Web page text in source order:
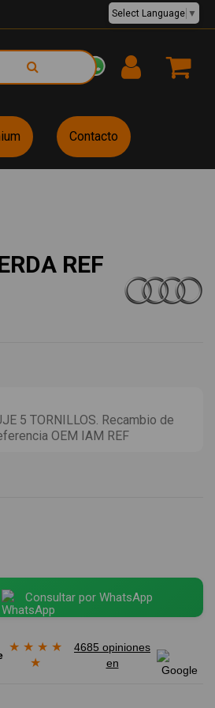
EUR €
Select Language ▼
Contacto
REF
5 TORNILLOS. Recambio de
OEM IAM REF
Consultar por WhatsApp
★ ★ ★ ★
★
4685 opiniones
en